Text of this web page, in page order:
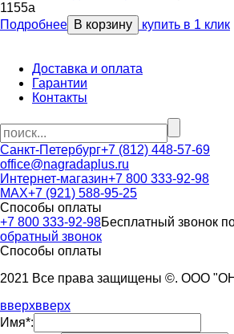
1155a
Подробнее В корзину купить в 1 клик
Доставка и оплата
Гарантии
Контакты
Санкт-Петербург+7 (812) 448-57-69
office@nagradaplus.ru
Интернет-магазин+7 800 333-92-98
MAX+7 (921) 588-95-25
Способы оплаты
+7 800 333-92-98Бесплатный звонок
обратный звонок
Способы оплаты
2021 Все права защищены ©. ООО
вверхвверх
Имя*: